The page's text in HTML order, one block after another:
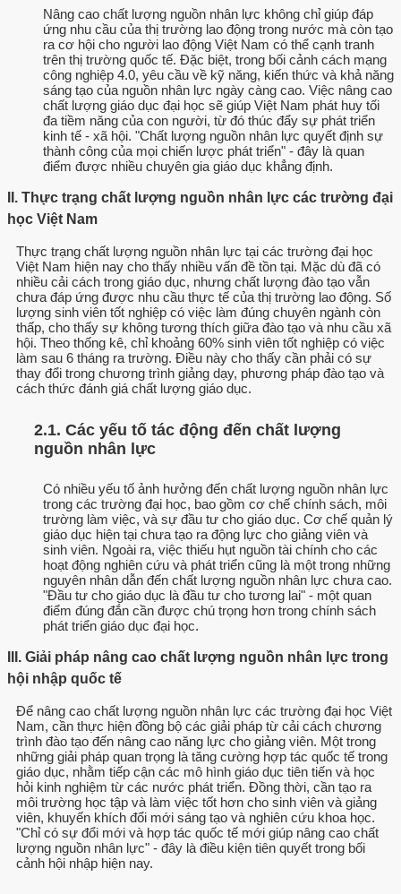
Nâng cao chất lượng nguồn nhân lực không chỉ giúp đáp
ứng nhu cầu của thị trường lao động trong nước mà còn tạo
ra cơ hội cho người lao động Việt Nam có thể cạnh tranh
trên thị trường quốc tế. Đặc biệt, trong bối cảnh cách mạng
công nghiệp 4.0, yêu cầu về kỹ năng, kiến thức và khả năng
sáng tạo của nguồn nhân lực ngày càng cao. Việc nâng cao
chất lượng giáo dục đại học sẽ giúp Việt Nam phát huy tối
đa tiềm năng của con người, từ đó thúc đẩy sự phát triển
kinh tế - xã hội. "Chất lượng nguồn nhân lực quyết định sự
thành công của mọi chiến lược phát triển" - đây là quan
điểm được nhiều chuyên gia giáo dục khẳng định.
II. Thực trạng chất lượng nguồn nhân lực các trường đại
học Việt Nam
Thực trạng chất lượng nguồn nhân lực tại các trường đại học
Việt Nam hiện nay cho thấy nhiều vấn đề tồn tại. Mặc dù đã có
nhiều cải cách trong giáo dục, nhưng chất lượng đào tạo vẫn
chưa đáp ứng được nhu cầu thực tế của thị trường lao động. Số
lượng sinh viên tốt nghiệp có việc làm đúng chuyên ngành còn
thấp, cho thấy sự không tương thích giữa đào tạo và nhu cầu xã
hội. Theo thống kê, chỉ khoảng 60% sinh viên tốt nghiệp có việc
làm sau 6 tháng ra trường. Điều này cho thấy cần phải có sự
thay đổi trong chương trình giảng dạy, phương pháp đào tạo và
cách thức đánh giá chất lượng giáo dục.
2.1. Các yếu tố tác động đến chất lượng
nguồn nhân lực
Có nhiều yếu tố ảnh hưởng đến chất lượng nguồn nhân lực
trong các trường đại học, bao gồm cơ chế chính sách, môi
trường làm việc, và sự đầu tư cho giáo dục. Cơ chế quản lý
giáo dục hiện tại chưa tạo ra động lực cho giảng viên và
sinh viên. Ngoài ra, việc thiếu hụt nguồn tài chính cho các
hoạt động nghiên cứu và phát triển cũng là một trong những
nguyên nhân dẫn đến chất lượng nguồn nhân lực chưa cao.
"Đầu tư cho giáo dục là đầu tư cho tương lai" - một quan
điểm đúng đắn cần được chú trọng hơn trong chính sách
phát triển giáo dục đại học.
III. Giải pháp nâng cao chất lượng nguồn nhân lực trong
hội nhập quốc tế
Để nâng cao chất lượng nguồn nhân lực các trường đại học Việt
Nam, cần thực hiện đồng bộ các giải pháp từ cải cách chương
trình đào tạo đến nâng cao năng lực cho giảng viên. Một trong
những giải pháp quan trọng là tăng cường hợp tác quốc tế trong
giáo dục, nhằm tiếp cận các mô hình giáo dục tiên tiến và học
hỏi kinh nghiệm từ các nước phát triển. Đồng thời, cần tạo ra
môi trường học tập và làm việc tốt hơn cho sinh viên và giảng
viên, khuyến khích đổi mới sáng tạo và nghiên cứu khoa học.
"Chỉ có sự đổi mới và hợp tác quốc tế mới giúp nâng cao chất
lượng nguồn nhân lực" - đây là điều kiện tiên quyết trong bối
cảnh hội nhập hiện nay.